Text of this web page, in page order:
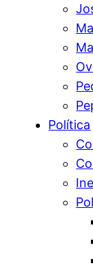
Política